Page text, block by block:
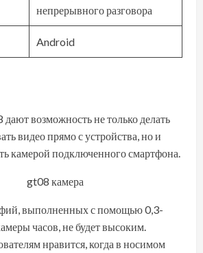
непрерывного разговора
Android
возможность не только делать
видео прямо с устройства, но и
камерой подключенного смартфона.
выполненных с помощью 0,3-
часов, не будет высоким.
нравится, когда в носимом